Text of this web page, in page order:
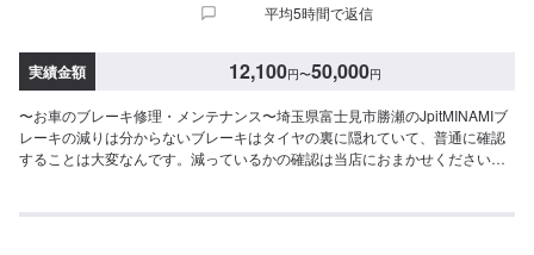
平均5時間で返信
実績金額 12,100円〜50,000円
〜お車のブレーキ修理・メンテナンス〜埼玉県富士見市勝瀬のJpitMINAMIブ
レーキの減りは分からないブレーキはタイヤの裏に隠れていて、普通に確認
することは大変なんです。減っているかの確認は当店におまかせください。
で早めの交換をお願いします。WeloveCarsクルマが好き、だからクルマ屋さ